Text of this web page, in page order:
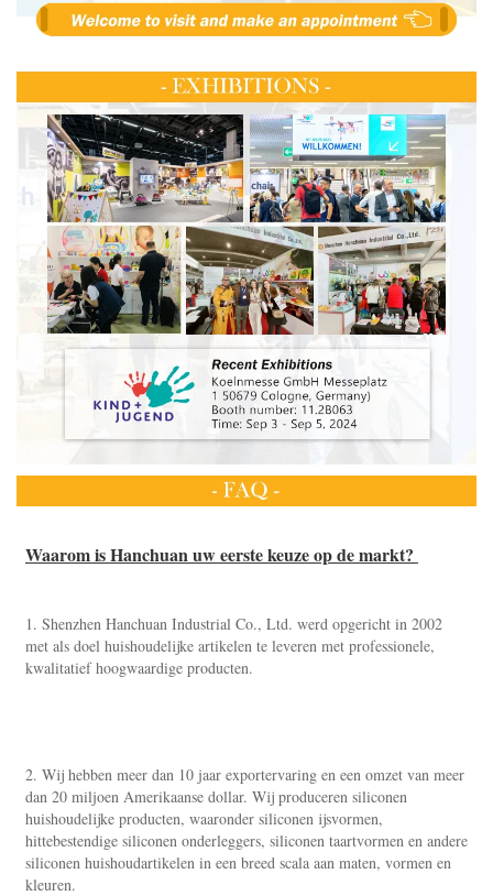
Waarom is Hanchuan uw eerste keuze op de markt?
1. Shenzhen Hanchuan Industrial Co., Ltd. werd opgericht in 2002
met als doel huishoudelijke artikelen te leveren met professionele,
kwalitatief hoogwaardige producten.
2. Wij hebben meer dan 10 jaar exportervaring en een omzet van meer
dan 20 miljoen Amerikaanse dollar. Wij produceren siliconen
huishoudelijke producten, waaronder siliconen ijsvormen,
hittebestendige siliconen onderleggers, siliconen taartvormen en andere
siliconen huishoudartikelen in een breed scala aan maten, vormen en
kleuren.